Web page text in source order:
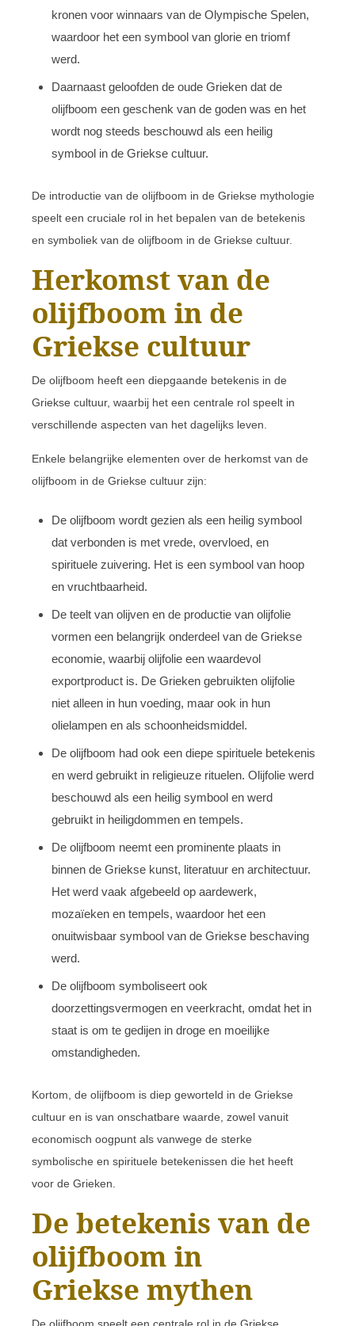
kronen voor winnaars van de Olympische Spelen,
waardoor het een symbool van glorie en triomf
werd.
Daarnaast geloofden de oude Grieken dat de
olijfboom een geschenk van de goden was en het
wordt nog steeds beschouwd als een heilig
symbool in de Griekse cultuur.
De introductie van de olijfboom in de Griekse mythologie
speelt een cruciale rol in het bepalen van de betekenis
en symboliek van de olijfboom in de Griekse cultuur.
Herkomst van de
olijfboom in de
Griekse cultuur
De olijfboom heeft een diepgaande betekenis in de
Griekse cultuur, waarbij het een centrale rol speelt in
verschillende aspecten van het dagelijks leven.
Enkele belangrijke elementen over de herkomst van de
olijfboom in de Griekse cultuur zijn:
De olijfboom wordt gezien als een heilig symbool
dat verbonden is met vrede, overvloed, en
spirituele zuivering. Het is een symbool van hoop
en vruchtbaarheid.
De teelt van olijven en de productie van olijfolie
vormen een belangrijk onderdeel van de Griekse
economie, waarbij olijfolie een waardevol
exportproduct is. De Grieken gebruikten olijfolie
niet alleen in hun voeding, maar ook in hun
olielampen en als schoonheidsmiddel.
De olijfboom had ook een diepe spirituele betekenis
en werd gebruikt in religieuze rituelen. Olijfolie werd
beschouwd als een heilig symbool en werd
gebruikt in heiligdommen en tempels.
De olijfboom neemt een prominente plaats in
binnen de Griekse kunst, literatuur en architectuur.
Het werd vaak afgebeeld op aardewerk,
mozaïeken en tempels, waardoor het een
onuitwisbaar symbool van de Griekse beschaving
werd.
De olijfboom symboliseert ook
doorzettingsvermogen en veerkracht, omdat het in
staat is om te gedijen in droge en moeilijke
omstandigheden.
Kortom, de olijfboom is diep geworteld in de Griekse
cultuur en is van onschatbare waarde, zowel vanuit
economisch oogpunt als vanwege de sterke
symbolische en spirituele betekenissen die het heeft
voor de Grieken.
De betekenis van de
olijfboom in
Griekse mythen